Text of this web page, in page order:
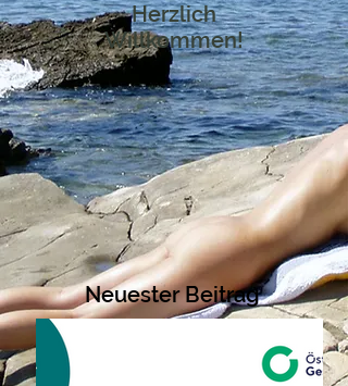
Herzlich
Willkommen!
Neuester Beitrag